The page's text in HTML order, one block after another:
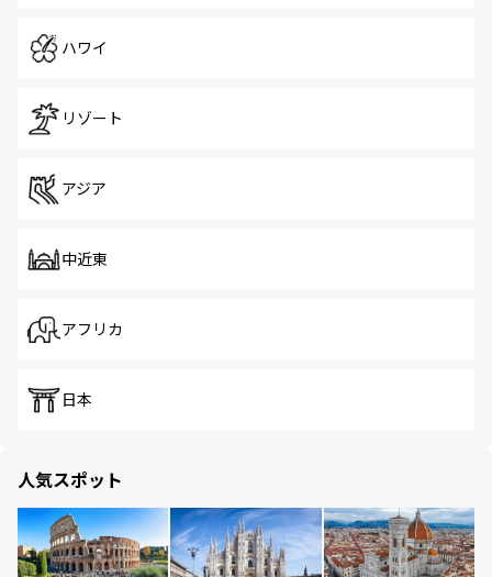
ハワイ
リゾート
アジア
中近東
アフリカ
日本
人気スポット